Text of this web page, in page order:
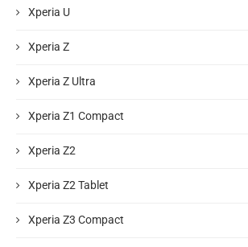
Xperia U
Xperia Z
Xperia Z Ultra
Xperia Z1 Compact
Xperia Z2
Xperia Z2 Tablet
Xperia Z3 Compact